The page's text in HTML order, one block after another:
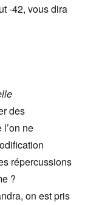
-42, vous dira
des
ne
répercussions
?
on est pris